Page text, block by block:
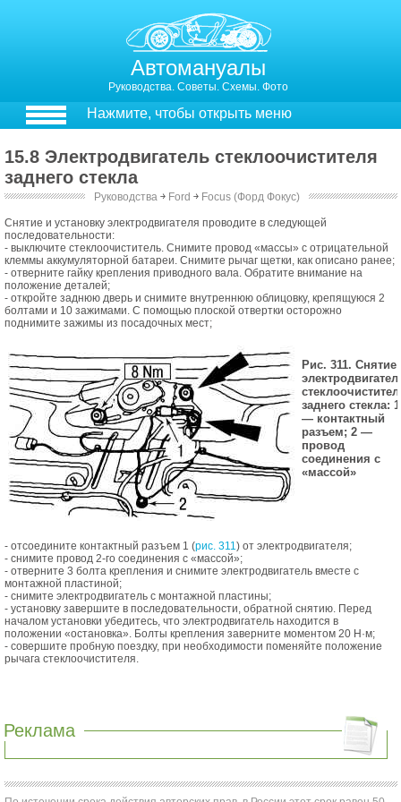
Автомануалы
Руководства. Советы. Схемы. Фото
Нажмите, чтобы открыть меню
15.8 Электродвигатель стеклоочистителя
заднего стекла
Руководства ￫ Ford ￫ Focus (Форд Фокус)
Снятие и установку электродвигателя проводите в следующей
последовательности:
- выключите стеклоочиститель. Снимите провод «массы» с отрицательной
клеммы аккумуляторной батареи. Снимите рычаг щетки, как описано ранее;
- отверните гайку крепления приводного вала. Обратите внимание на
положение деталей;
- откройте заднюю дверь и снимите внутреннюю облицовку, крепящуюся 2
болтами и 10 зажимами. С помощью плоской отвертки осторожно
поднимите зажимы из посадочных мест;
Рис. 311. Снятие
заднего стекла: 1
— контактный
разъем; 2 —
провод
соединения с
«массой»
- отсоедините контактный разъем 1 (рис. 311) от электродвигателя;
- снимите провод 2-го соединения с «массой»;
- отверните 3 болта крепления и снимите электродвигатель вместе с
монтажной пластиной;
- снимите электродвигатель с монтажной пластины;
- установку завершите в последовательности, обратной снятию. Перед
началом установки убедитесь, что электродвигатель находится в
положении «остановка». Болты крепления заверните моментом 20 Н·м;
- совершите пробную поездку, при необходимости поменяйте положение
рычага стеклоочистителя.
Реклама